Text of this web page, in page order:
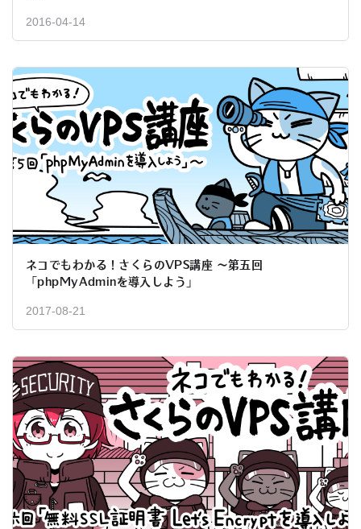
2016-04-14
ネコでもわかる！さくらのVPS講座 ～第五回
「phpMyAdminを導入しよう」
2017-08-21